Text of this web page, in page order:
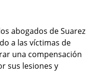
abogados de Suarez
a las víctimas de
una compensación
sus lesiones y